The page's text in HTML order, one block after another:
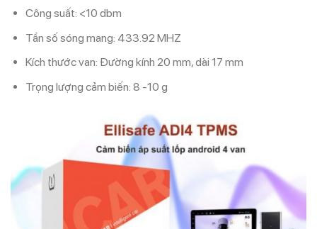
Công suất: <10 dbm
Tần số sóng mang: 433.92 MHZ
Kích thước van: Đường kính 20 mm, dài 17 mm
Trọng lượng cảm biến: 8 -10 g